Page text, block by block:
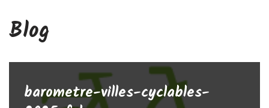
Blog
barometre-villes-cyclables-